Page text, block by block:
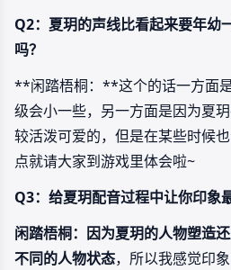
Q2：夏玥的声线比看起来要年幼
吗？
**闲踏梧桐：**这个的话一方面
级会小一些，另一方面是因为夏
较活泼可爱的，但是在某些时候
点就请大家到游戏里体会啦~
Q3：给夏玥配音过程中让你印象
闲踏梧桐： 因为夏玥的人物塑造
不同的人物状态，所以我感觉印